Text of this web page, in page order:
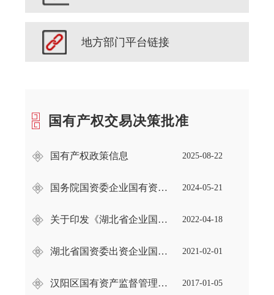
地方部门平台链接
国有产权交易决策批准
国有产权政策信息 2025-08-22
国务院国资委企业国有资产交易监督管理办法 2024-05-21
关于印发《湖北省企业国有资产评估管理办法》的通知 2022-04-18
湖北省国资委出资企业国有产权转让管理暂行办法 2021-02-01
汉阳区国有资产监督管理办公室关于转发《市国资委关于做好2016年度全市企业 国有资产统计及报表编制工作 》的通知 2017-01-05